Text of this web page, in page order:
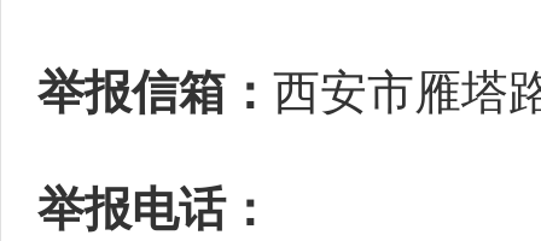
举报信箱： 西安市雁塔
举报电话：